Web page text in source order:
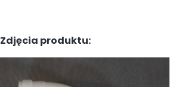
Zdjęcia produktu: